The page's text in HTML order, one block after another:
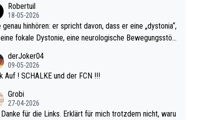
Robertuil
18-05-2026
genau hinhören: er spricht davon, dass er eine „dystonia“,
fokale Dystonie, eine neurologische Bewegungsstör
im Arm hat. Und, dass Medikamente ihm helfen! Ich gl
immer noch, dass sehr viele der Dartits-Fälle fälschlich p
könnten teils wirksam behandelt werden! Dafür müsst
nur zum Neurologen und nicht zum Mentaltrainer gehe
derJoker04
09-05-2026
Auf ! SCHALKE und der FCN !!!
Grobi
27-04-2026
Danke für die Links. Erklärt für mich trotzdem nicht, waru